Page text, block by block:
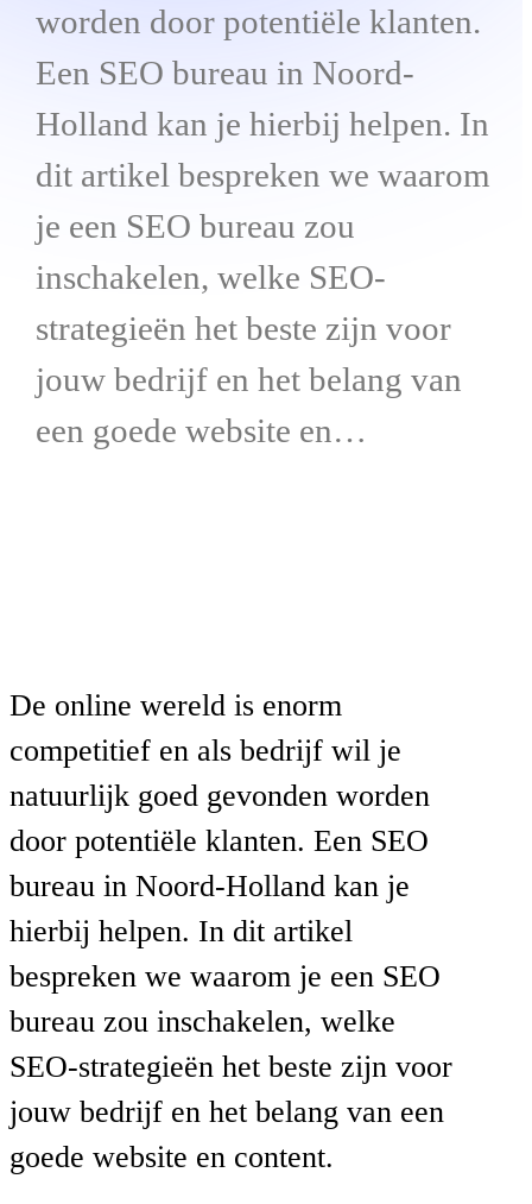
worden door potentiële klanten.
Een SEO bureau in Noord-
Holland kan je hierbij helpen. In
dit artikel bespreken we waarom
je een SEO bureau zou
inschakelen, welke SEO-
strategieën het beste zijn voor
jouw bedrijf en het belang van
een goede website en…
De online wereld is enorm
competitief en als bedrijf wil je
natuurlijk goed gevonden worden
door potentiële klanten. Een SEO
bureau in Noord-Holland kan je
hierbij helpen. In dit artikel
bespreken we waarom je een SEO
bureau zou inschakelen, welke
SEO-strategieën het beste zijn voor
jouw bedrijf en het belang van een
goede website en content.